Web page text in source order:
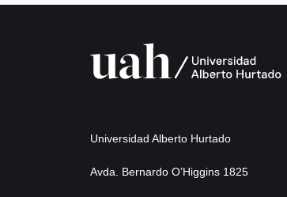
Universidad Alberto Hurtado
Avda. Bernardo O’Higgins 1825